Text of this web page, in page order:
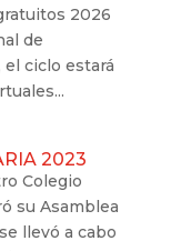
2026
de
ciclo estará
2023
Colegio
su Asamblea
llevó a cabo